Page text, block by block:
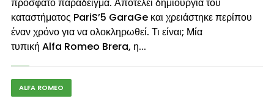
καταστήματος PariS’5 GaraGe και χρειάστηκε περίπου
έναν χρόνο για να ολοκληρωθεί. Τι είναι; Μία
τυπική Alfa Romeo Brera, η...
ALFA ROMEO